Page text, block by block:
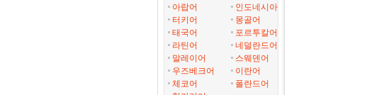
아랍어
인도네시아
터키어
몽골어
태국어
포르투칼어
라틴어
네덜란드어
말레이어
스웨덴어
우즈베크어
이란어
체코어
폴란드어